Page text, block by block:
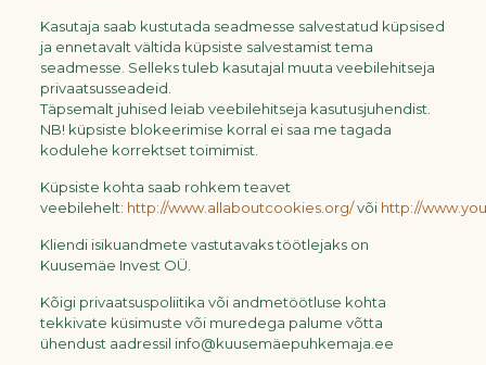
Kasutaja saab kustutada seadmesse salvestatud küpsised
ja ennetavalt vältida küpsiste salvestamist tema
seadmesse. Selleks tuleb kasutajal muuta veebilehitseja
privaatsusseadeid.
Täpsemalt juhised leiab veebilehitseja kasutusjuhendist.
NB! küpsiste blokeerimise korral ei saa me tagada
kodulehe korrektset toimimist.
Küpsiste kohta saab rohkem teavet
veebilehelt: http://www.allaboutcookies.org/või http://
Kliendi isikuandmete vastutavaks töötlejaks on
Kuusemäe Invest OÜ.
Kõigi privaatsuspoliitika või andmetöötluse kohta
tekkivate küsimuste või muredega palume võtta
ühendust aadressil info@kuusemäepuhkemaja.ee